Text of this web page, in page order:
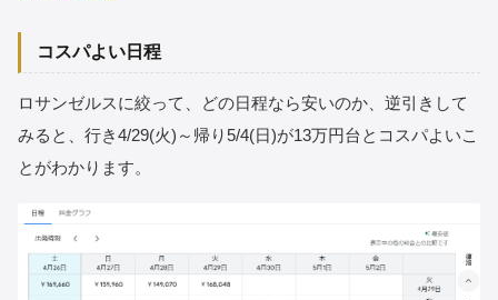
コスパよい日程
ロサンゼルスに絞って、どの日程なら安いのか、逆引きして
みると、行き4/29(火)～帰り5/4(日)が13万円台とコスパよいこ
とがわかります。